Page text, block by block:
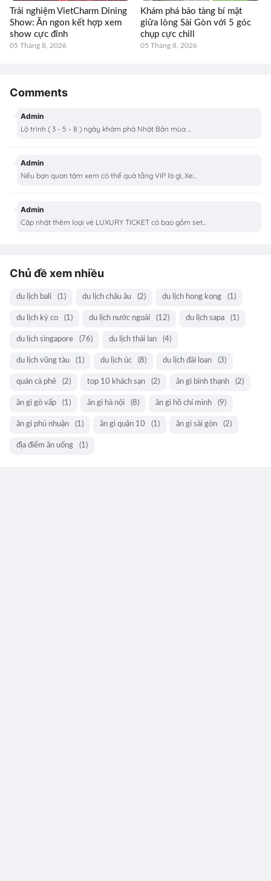
Trải nghiệm VietCharm Dining
Show: Ăn ngon kết hợp xem
show cực đỉnh
05 Tháng 8, 2026
Khám phá bảo tàng bí mật
giữa lòng Sài Gòn với 5 góc
chụp cực chill
05 Tháng 8, 2026
Comments
Admin
Lộ trình ( 3 - 5 - 8 ) ngày khám phá Nhật Bản mùa ...
Admin
Nếu bạn quan tâm xem có thể quà tằng VIP là gì, Xe...
Admin
Cập nhật thêm loại vé LUXURY TICKET có bao gồm set...
Chủ đề xem nhiều
du lịch bali (1) du lịch châu âu (2) du lịch hong kong (1)
du lịch kỳ co (1) du lịch nước ngoài (12) du lịch sapa (1)
du lịch singapore (76) du lịch thái lan (4)
du lịch vũng tàu (1) du lịch úc (8) du lịch đài loan (3)
quán cà phê (2) top 10 khách sạn (2) ăn gì bình thạnh (2)
ăn gì gò vấp (1) ăn gì hà nội (8) ăn gì hồ chí minh (9)
ăn gì phú nhuận (1) ăn gì quận 10 (1) ăn gì sài gòn (2)
địa điểm ăn uống (1)